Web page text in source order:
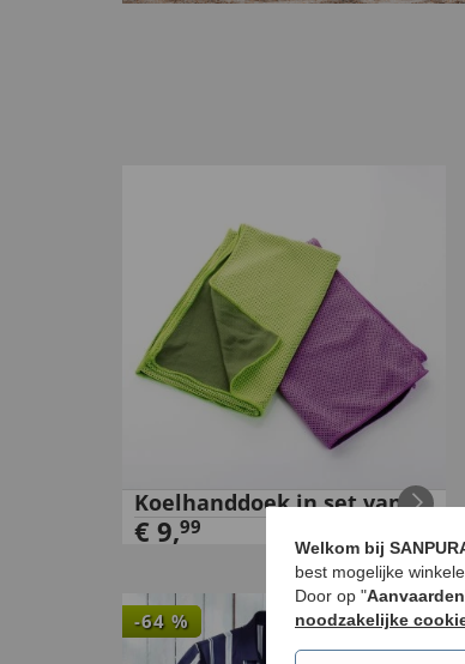
Koelhanddoek in set van 2
€ 9,99
-64 %
Welkom bij
best mogelijke
Door op "Aanvaarden
noodzakelijke